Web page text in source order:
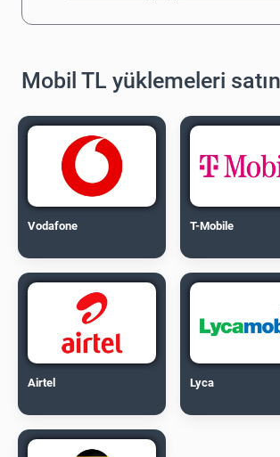
Mobil TL yüklemeleri
Vodafone T-Mobile
Airtel Lyca